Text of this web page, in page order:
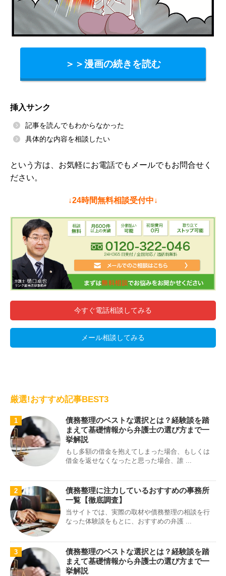
＞＞漫画の続きを読む
挿入サンク
記事を読んでもわからなかった
具体的な内容を相談したい
という方は、お気軽にお電話でもメールでもお問合せく
ださい。
↓24時間無料相談受付中↓
今すぐ電話相談してみる
メール相談してみる
厳選!おすすめ記事BEST3
1
債務整理のベストな選択とは？経験談を踏
まえて基礎情報から弁護士の選び方まで一
挙解説
もし多額の借金を抱えてしまった場合、もしくは
借金を返せなくなったと思った場合、誰 ...
2
債務整理に注力しているおすすめの事務所
一覧【徹底調査】
当サイトでは、実際の取材や債務整理の相談を行
なった体験談をもとに、おすすめの弁護 ...
3
債務整理のベストな選択とは？経験談を踏
まえて基礎情報から弁護士の選び方まで一
挙解説